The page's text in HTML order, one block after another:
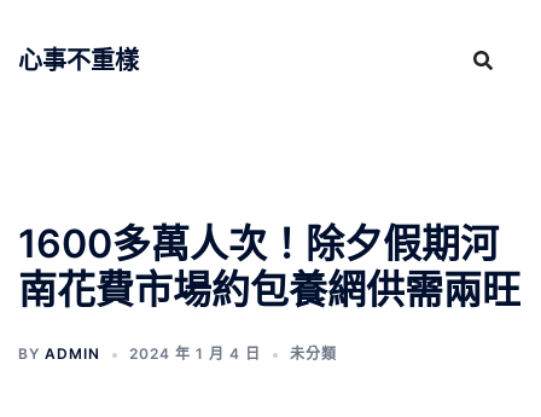
心事不重樣
1600多萬人次！除夕假期河
南花費市場約包養網供需兩旺
BY ADMIN 2024 年 1 月 4 日 未分類